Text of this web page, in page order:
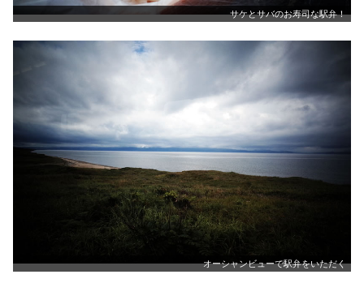
サケとサバのお寿司な駅弁！
オーシャンビューで駅弁をいただく